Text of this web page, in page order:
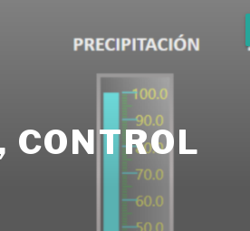
CONTROL